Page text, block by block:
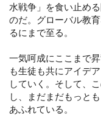
水戦争」を食い止め
のだ。グローバル教
るにまで至る。
一気呵成にここまで
も生徒も共にアイデ
していく。そして、
し、まだまだもっと
あふれている。